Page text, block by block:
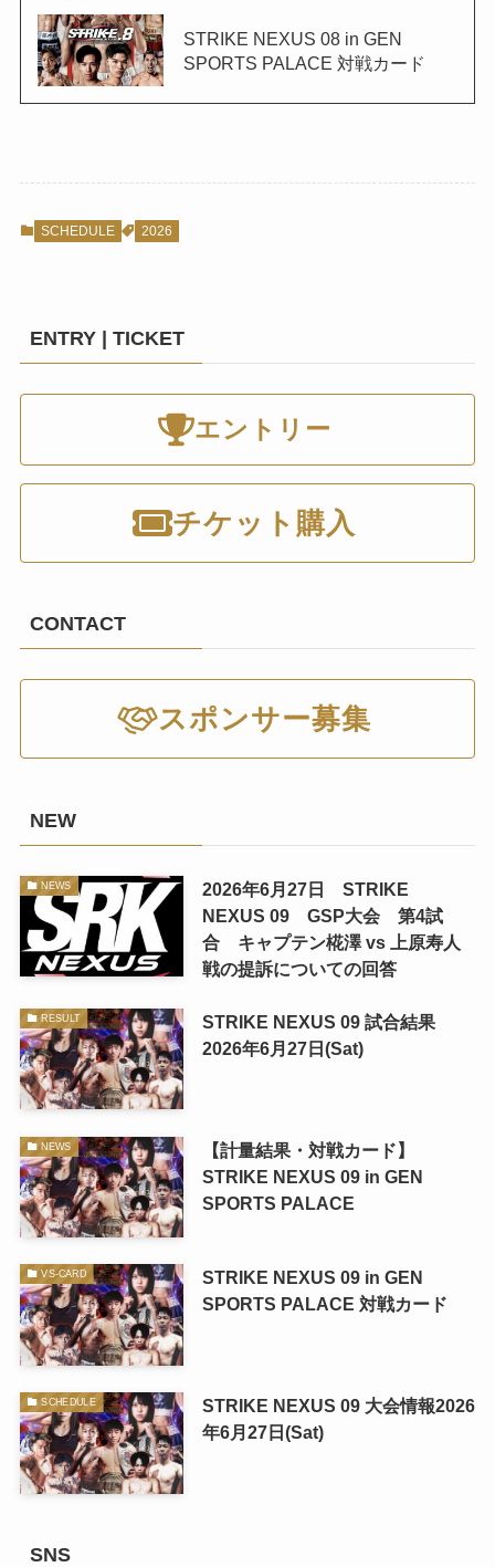
STRIKE NEXUS 08 in GEN
SPORTS PALACE 対戦カード
SCHEDULE 2026
ENTRY | TICKET
エントリー
チケット購入
CONTACT
スポンサー募集
NEW
NEWS
2026年6月27日 STRIKE
NEXUS 09 GSP大会 第4試
合 キャプテン椛澤 vs 上原寿人
戦の提訴についての回答
RESULT
STRIKE NEXUS 09 試合結果
2026年6月27日(Sat)
NEWS
【計量結果・対戦カード】
STRIKE NEXUS 09 in GEN
SPORTS PALACE
VS-CARD
STRIKE NEXUS 09 in GEN
SPORTS PALACE 対戦カード
SCHEDULE
STRIKE NEXUS 09 大会情報2026
年6月27日(Sat)
SNS